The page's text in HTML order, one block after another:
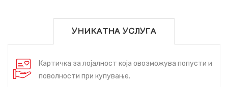
УНИКАТНА УСЛУГА
Картичка за лојалност која овозможува попусти и
поволности при купување.